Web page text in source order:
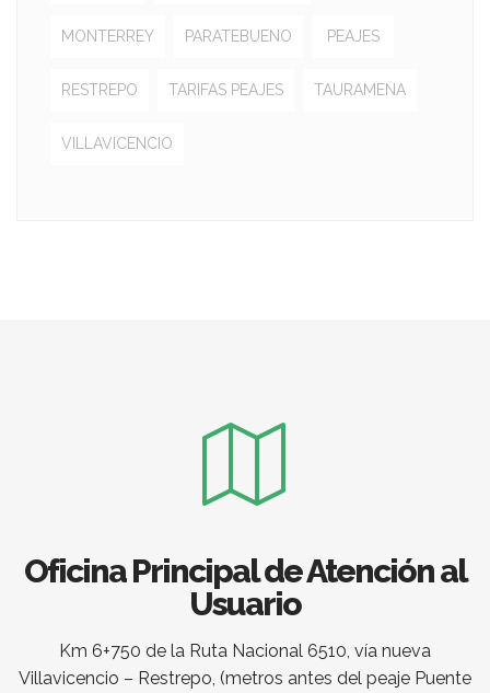
MONTERREY PARATEBUENO PEAJES
RESTREPO TARIFAS PEAJES TAURAMENA
VILLAVICENCIO
Oficina Principal de Atención al
Usuario
Km 6+750 de la Ruta Nacional 6510, vía nueva
Villavicencio – Restrepo, (metros antes del peaje Puente